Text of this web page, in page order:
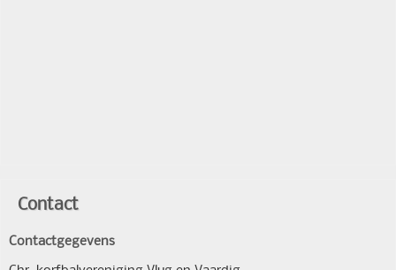
Contact
Contactgegevens